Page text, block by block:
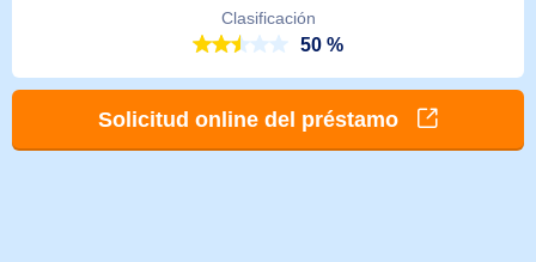
Clasificación
50 %
Solicitud online del préstamo